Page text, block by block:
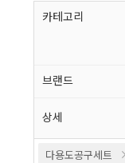
카테고리
브랜드
상세
다용도공구세트